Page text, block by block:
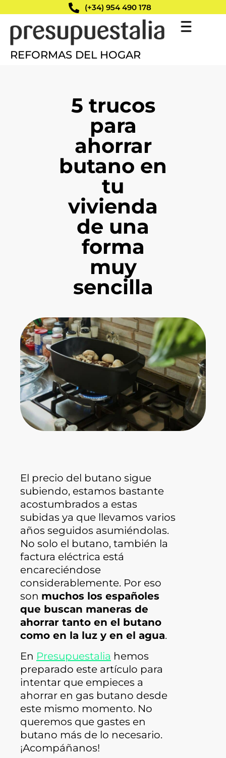
(+34) 954 490 178
REFORMAS DEL HOGAR
5 trucos
para
ahorrar
butano en
tu
vivienda
de una
forma
muy
sencilla
El precio del butano sigue
subiendo, estamos bastante
acostumbrados a estas
subidas ya que llevamos varios
años seguidos asumiéndolas.
No solo el butano, también la
factura eléctrica está
encareciéndose
considerablemente. Por eso
son muchos los españoles
que buscan maneras de
ahorrar tanto en el butano
como en la luz y en el agua.
En Presupuestalia hemos
preparado este artículo para
intentar que empieces a
ahorrar en gas butano desde
este mismo momento. No
queremos que gastes en
butano más de lo necesario.
¡Acompáñanos!